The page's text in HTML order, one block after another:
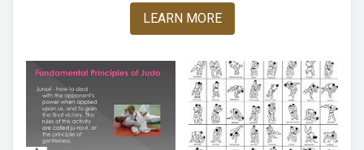
LEARN MORE